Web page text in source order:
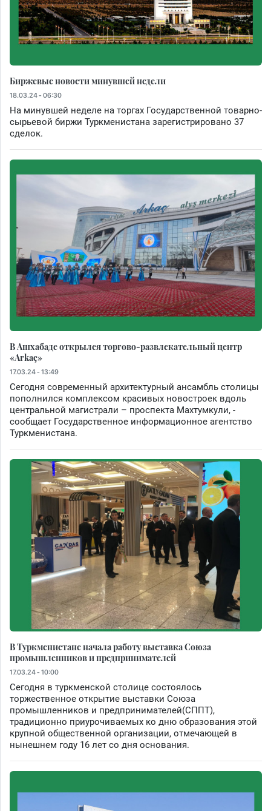
Биржевые новости минувшей недели
18.03.24 - 06:30
На минувшей неделе на торгах Государственной товарно-
сырьевой биржи Туркменистана зарегистрировано 37
сделок.
В Ашхабаде открылся торгово-развлекательный центр
«Arkaç»
17.03.24 - 13:49
Сегодня современный архитектурный ансамбль столицы
пополнился комплексом красивых новостроек вдоль
центральной магистрали – проспекта Махтумкули, -
сообщает Государственное информационное агентство
Туркменистана.
В Туркменистане начала работу выставка Союза
промышленников и предпринимателей
17.03.24 - 10:00
Сегодня в туркменской столице состоялось
торжественное открытие выставки Союза
промышленников и предпринимателей(СППТ),
традиционно приурочиваемых ко дню образования этой
крупной общественной организации, отмечающей в
нынешнем году 16 лет со дня основания.